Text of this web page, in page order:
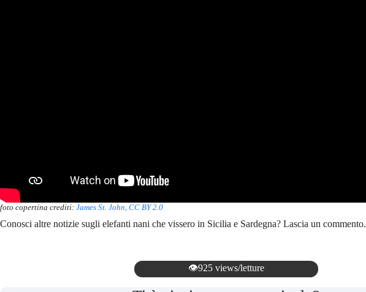
foto copertina crediti: James St. John, CC BY 2.0
Conosci altre notizie sugli elefanti nani che vissero in Sicilia e Sardegna? Lascia un commento.
👁️925 views/letture